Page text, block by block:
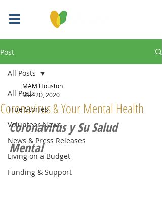
Post
All Posts
True Stories
Volunteer News
News & Press Releases
Living on a Budget
Funding & Support
All Posts
Coronavirus & Your Mental Health
MAM Houston
Mar 20, 2020
Coronavirus y Su Salud
Mental